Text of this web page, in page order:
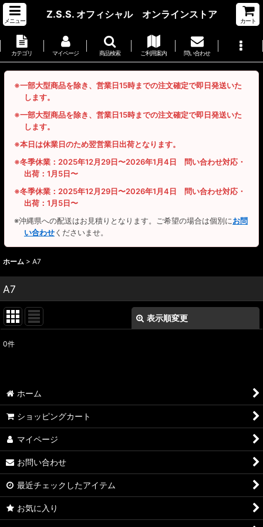
メニュー
Z.S.S. オフィシャル オンラインストア
カート
カテゴリ マイページ 商品検索 ご利用案内 問い合わせ
※一部大型商品を除き、営業日15時までの注文確定で即日発送いた
します。
※一部大型商品を除き、営業日15時までの注文確定で即日発送いた
します。
※本日は休業日のため翌営業日出荷となります。
※冬季休業：2025年12月29日〜2026年1月4日 問い合わせ対応・
出荷：1月5日〜
※冬季休業：2025年12月29日〜2026年1月4日 問い合わせ対応・
出荷：1月5日〜
※沖縄県への配送はお見積りとなります。ご希望の場合は個別にお問
い合わせくださいませ。
ホーム > A7
A7
表示順変更
0件
ホーム
ショッピングカート
マイページ
お問い合わせ
最近チェックしたアイテム
お気に入り